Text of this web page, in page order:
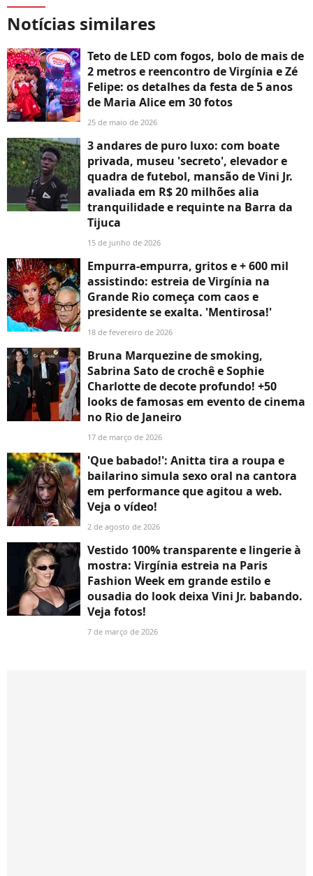
Notícias similares
Teto de LED com fogos, bolo de mais de
2 metros e reencontro de Virgínia e Zé
Felipe: os detalhes da festa de 5 anos
de Maria Alice em 30 fotos
25 de maio de 2026
3 andares de puro luxo: com boate
privada, museu 'secreto', elevador e
quadra de futebol, mansão de Vini Jr.
avaliada em R$ 20 milhões alia
tranquilidade e requinte na Barra da
Tijuca
15 de junho de 2026
Empurra-empurra, gritos e + 600 mil
assistindo: estreia de Virgínia na
Grande Rio começa com caos e
presidente se exalta. 'Mentirosa!'
18 de fevereiro de 2026
Bruna Marquezine de smoking,
Sabrina Sato de crochê e Sophie
Charlotte de decote profundo! +50
looks de famosas em evento de cinema
no Rio de Janeiro
17 de março de 2026
'Que babado!': Anitta tira a roupa e
bailarino simula sexo oral na cantora
em performance que agitou a web.
Veja o vídeo!
2 de agosto de 2026
Vestido 100% transparente e lingerie à
mostra: Virgínia estreia na Paris
Fashion Week em grande estilo e
ousadia do look deixa Vini Jr. babando.
Veja fotos!
7 de março de 2026